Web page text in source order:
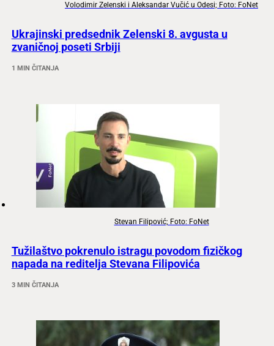
Volodimir Zelenski i Aleksandar Vučić u Odesi; Foto: FoNet
Ukrajinski predsednik Zelenski 8. avgusta u
zvaničnoj poseti Srbiji
1 MIN ČITANJA
Stevan Filipović; Foto: FoNet
Tužilaštvo pokrenulo istragu povodom fizičkog
napada na reditelja Stevana Filipovića
3 MIN ČITANJA